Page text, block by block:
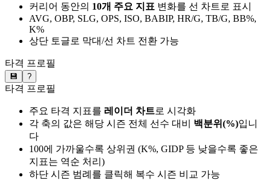
커리어 동안의 10개 주요 지표 변화를 선 차트로 표시
AVG, OBP, SLG, OPS, ISO, BABIP, HR/G, TB/G, BB%,
K%
상단 토글로 막대/선 차트 전환 가능
타격 프로필
💾 ?
타격 프로필
주요 타격 지표를 레이더 차트로 시각화
각 축의 값은 해당 시즌 전체 선수 대비 백분위(%)입니
다
100에 가까울수록 상위권 (K%, GIDP 등 낮을수록 좋은
지표는 역순 처리)
하단 시즌 범례를 클릭해 복수 시즌 비교 가능